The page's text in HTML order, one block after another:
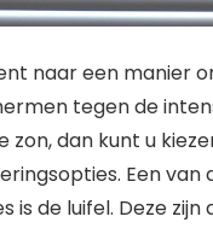
naar een manier
tegen de
zon, dan kunt u
Een van
is de luifel. Deze